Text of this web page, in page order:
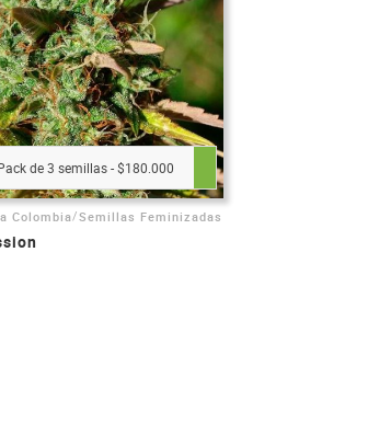
de 3 semillas - $180.000
Colombia/Semillas Feminizadas